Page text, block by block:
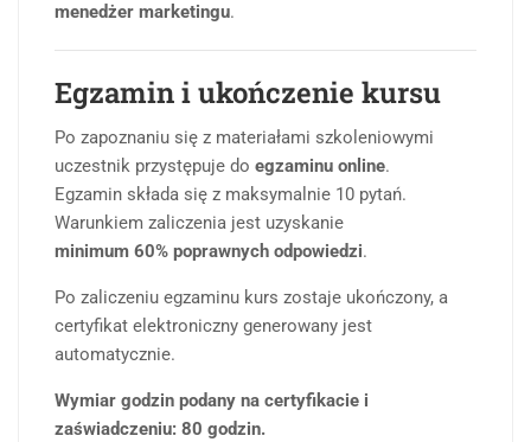
menedżer marketingu.
Egzamin i ukończenie kursu
Po zapoznaniu się z materiałami szkoleniowymi
uczestnik przystępuje do egzaminu online.
Egzamin składa się z maksymalnie 10 pytań.
Warunkiem zaliczenia jest uzyskanie
minimum 60% poprawnych odpowiedzi.
Po zaliczeniu egzaminu kurs zostaje ukończony, a
certyfikat elektroniczny generowany jest
automatycznie.
Wymiar godzin podany na certyfikacie i
zaświadczeniu: 80 godzin.